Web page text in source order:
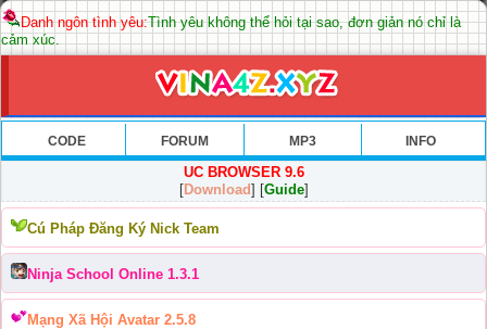
Danh ngôn tình yêu:Tình yêu không thể hỏi tại sao, đơn giản nó chỉ là
cảm xúc.
CODE FORUM MP3 INFO
UC BROWSER 9.6
[Download] [Guide]
Cú Pháp Đăng Ký Nick Team
Ninja School Online 1.3.1
Mạng Xã Hội Avatar 2.5.8